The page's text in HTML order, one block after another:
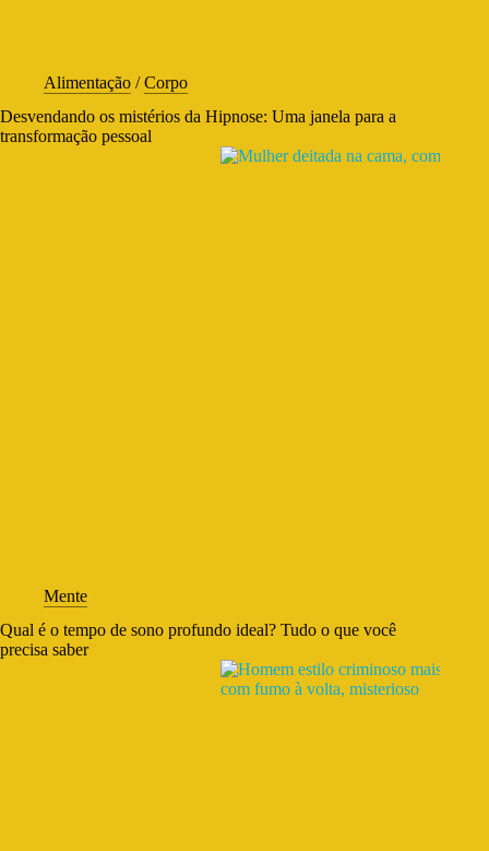
Alimentação /Corpo
Desvendando os mistérios da Hipnose: Uma janela para a
transformação pessoal
Mente
Qual é o tempo de sono profundo ideal? Tudo o que você
precisa saber